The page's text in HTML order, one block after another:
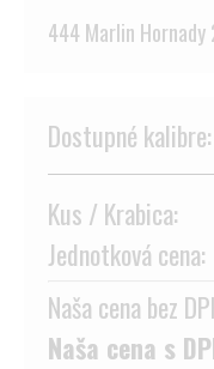
444 Marlin Hornady
Dostupné kalibre:
Kus / Krabica:
Jednotková cena:
Naša cena bez
Naša cena s